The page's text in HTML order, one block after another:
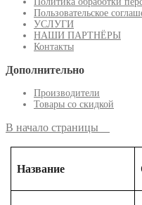
Пользовательское
УСЛУГИ
НАШИ ПАРТНЁРЫ
Контакты
Дополнительно
Производители
Товары со скидкой
В начало страницы
Название